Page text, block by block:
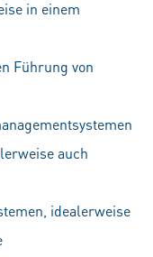
in einem
Führung von
auch
idealerweise